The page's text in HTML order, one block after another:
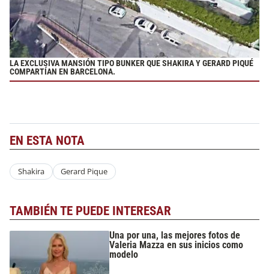
LA EXCLUSIVA MANSIÓN TIPO BUNKER QUE SHAKIRA Y GERARD PIQUÉ
COMPARTÍAN EN BARCELONA.
EN ESTA NOTA
Shakira Gerard Pique
TAMBIÉN TE PUEDE INTERESAR
Una por una, las mejores fotos de
Valeria Mazza en sus inicios como
modelo